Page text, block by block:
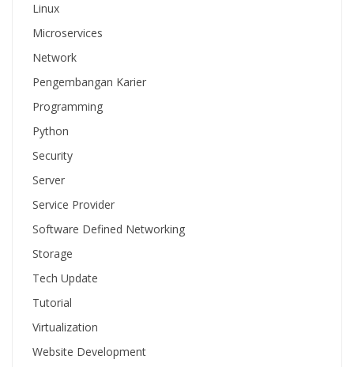
Linux
Microservices
Network
Pengembangan Karier
Programming
Python
Security
Server
Service Provider
Software Defined Networking
Storage
Tech Update
Tutorial
Virtualization
Website Development